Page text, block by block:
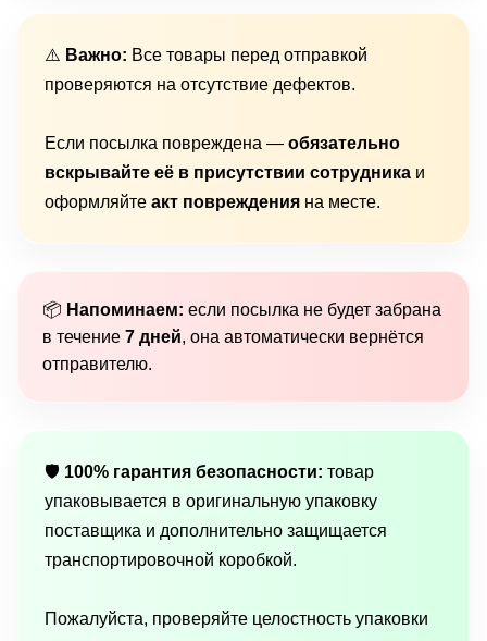
⚠️ Важно: Все товары перед отправкой
проверяются на отсутствие дефектов.
Если посылка повреждена — обязательно
вскрывайте её в присутствии сотрудника и
оформляйте акт повреждения на месте.
📦 Напоминаем: если посылка не будет забрана
в течение 7 дней, она автоматически вернётся
отправителю.
🛡 100% гарантия безопасности: товар
упаковывается в оригинальную упаковку
поставщика и дополнительно защищается
транспортировочной коробкой.
Пожалуйста, проверяйте целостность упаковки